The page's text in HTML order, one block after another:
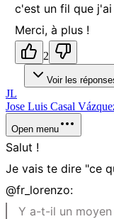
c'est un fil que
Merci, à plus !
2
Voir les
JL
Jose Luis Casal
Open menu
Salut !
Je vais te dire "ce
@fr_lorenzo:
Y a-t-il un